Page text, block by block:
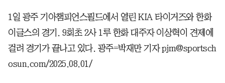
1일 광주 기아챔피언스필드에서 열린 KIA 타이거즈와 한화
이글스의 경기. 9회초 2사 1루 한화 대주자 이상혁이 견제에
걸려 경기가 끝나고 있다. 광주=박재만 기자 pjm@sportsch
osun.com/2025.08.01/